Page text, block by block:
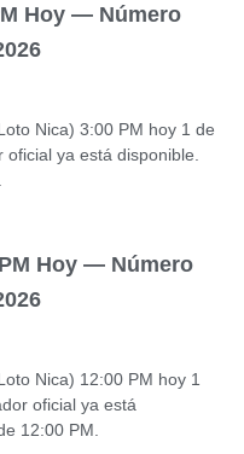
Hoy — Número
Nica) 3:00 PM hoy 1 de
ya está disponible.
Hoy — Número
Nica) 12:00 PM hoy 1
oficial ya está
12:00 PM.